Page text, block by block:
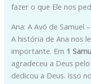
fazer o que Ele nos
Ana: A Avó de Samuel
A história de Ana nos
importante. Em 1
agradeceu a Deus
dedicou a Deus. Isso